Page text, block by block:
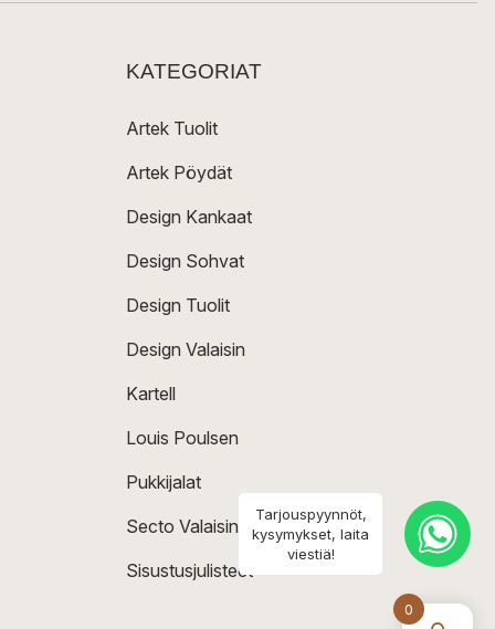
0
KATEGORIAT
Artek Tuolit
Artek Pöydät
Design Kankaat
Design Sohvat
Design Tuolit
Design Valaisin
Kartell
Louis Poulsen
Pukkijalat
Secto Valaisin
Sisustusjulisteet
Tarjouspyynnöt,
kysymykset, laita
viestiä!